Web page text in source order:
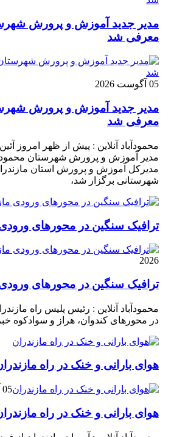
مدیر جدید آموزش و پرورش
معرفی شد
05 آگوست 2026
مدیر جدید آموزش و پرورش
معرفی شد
محمودآباد آنلاین : پیش از ظهر امروز
مدیر آموزش و پرورش شهرستان
مدیرکل آموزش و پرورش استان
شهرستانی برگزار شد،
ترافیک سنگین در محور‌های ورودی
2026
ترافیک سنگین در محور‌های ورودی
محمودآباد آنلاین : رئیس پلیس راه
در محور‌های کندوان، هراز و سوادکوه
هوای بارانی و خنک در راه
05 آگوست 2026
هوای بارانی و خنک در راه